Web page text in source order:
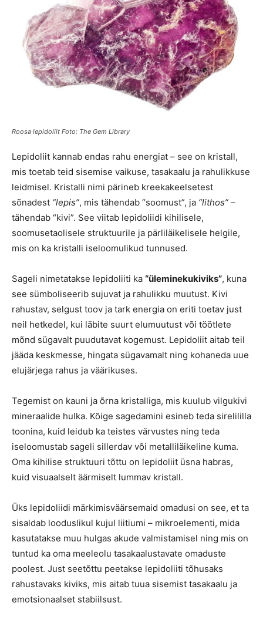
Roosa lepidoliit Foto: The Gem Library
Lepidoliit kannab endas rahu energiat – see on kristall,
mis toetab teid sisemise vaikuse, tasakaalu ja rahulikkuse
leidmisel. Kristalli nimi pärineb kreekakeelsetest
sõnadest “lepis”, mis tähendab “soomust”, ja “lithos” –
tähendab “kivi”. See viitab lepidoliidi kihilisele,
soomusetaolisele struktuurile ja pärliläikelisele helgile,
mis on ka kristalli iseloomulikud tunnused.
Sageli nimetatakse lepidoliiti ka “üleminekukiviks”, kuna
see sümboliseerib sujuvat ja rahulikku muutust. Kivi
rahustav, selgust toov ja tark energia on eriti toetav just
neil hetkedel, kui läbite suurt elumuutust või töötlete
mõnd sügavalt puudutavat kogemust. Lepidoliit aitab teil
jääda keskmesse, hingata sügavamalt ning kohaneda uue
elujärjega rahus ja väärikuses.
Tegemist on kauni ja õrna kristalliga, mis kuulub vilgukivi
mineraalide hulka. Kõige sagedamini esineb teda sirelililla
toonina, kuid leidub ka teistes värvustes ning teda
iseloomustab sageli sillerdav või metalliläikeline kuma.
Oma kihilise struktuuri tõttu on lepidoliit üsna habras,
kuid visuaalselt äärmiselt lummav kristall.
Üks lepidoliidi märkimisväärsemaid omadusi on see, et ta
sisaldab looduslikul kujul liitiumi – mikroelementi, mida
kasutatakse muu hulgas akude valmistamisel ning mis on
tuntud ka oma meeleolu tasakaalustavate omaduste
poolest. Just seetõttu peetakse lepidoliiti tõhusaks
rahustavaks kiviks, mis aitab tuua sisemist tasakaalu ja
emotsionaalset stabiilsust.